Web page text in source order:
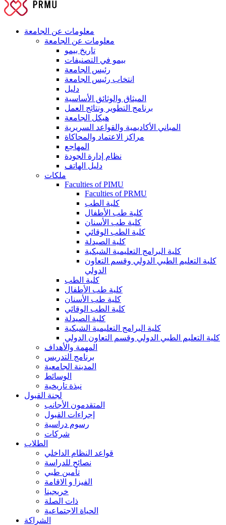
معلومات عن الجامعة
معلومات عن الجامعة
تاريخ بيمو
بيمو في التصنيفات
رئيس الجامعة
انتخاب رئيس الجامعة
دليل
الميثاق والوثائق الأساسية
برنامج التطوير ونتائج العمل
هيكل الجامعة
المباني الأكاديمية والقواعد السريرية
مراكز الاعتماد والمحاكاة
المهاجع
نظام إدارة الجودة
دليل الهاتف
ملكات
Faculties of PIMU
Faculties of PRMU
كلية الطب
كلية طب الأطفال
كلية طب الأسنان
كلية الطب الوقائي
كلية الصيدلة
كلية البرامج التعليمية الشبكية
كلية التعليم الطبي الدولي وقسم التعاون
الدولي
كلية الطب
كلية طب الأطفال
كلية طب الأسنان
كلية الطب الوقائي
كلية الصيدلة
كلية البرامج التعليمية الشبكية
كلية التعليم الطبي الدولي وقسم التعاون الدولي
المهمة والأهداف
برنامج التدريس
المدينة الجامعية
الوسائط
نبذة تاريخية
لجنة القبول
المتقدمون الأجانب
إجراءات القبول
رسوم دراسية
شركات
الطلاب
قواعد النظام الداخلي
نصائح للدراسة
تأمين طبي
الفيزا و الاقامة
خريجينا
ذات الصلة
الحياة الاجتماعية
الشراكة